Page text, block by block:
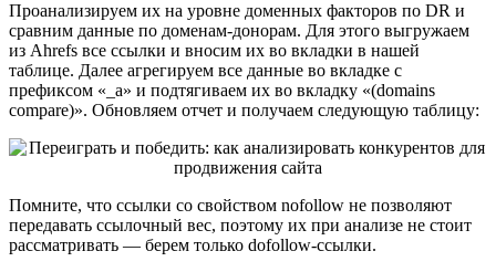
Проанализируем их на уровне доменных факторов по DR и
сравним данные по доменам-донорам. Для этого выгружаем
из Ahrefs все ссылки и вносим их во вкладки в нашей
таблице. Далее агрегируем все данные во вкладке с
префиксом «_a» и подтягиваем их во вкладку «(domains
compare)». Обновляем отчет и получаем следующую таблицу:
Помните, что ссылки со свойством nofollow не позволяют
передавать ссылочный вес, поэтому их при анализе не стоит
рассматривать — берем только dofollow-ссылки.